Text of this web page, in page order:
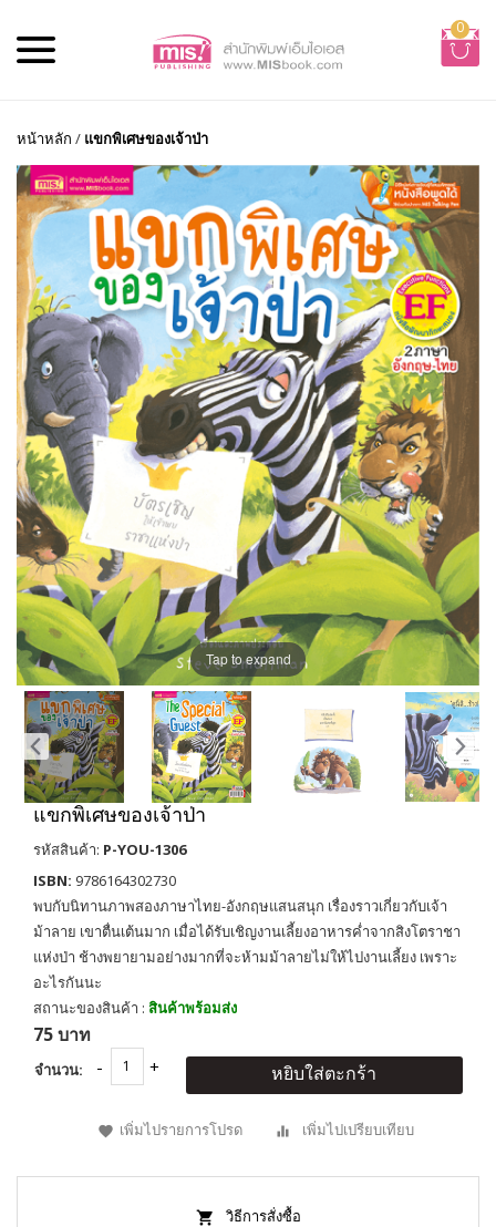
0
หน้าหลัก / แขกพิเศษของเจ้าป่า
Tap to expand
แขกพิเศษของเจ้าป่า
รหัสสินค้า: P-YOU-1306
ISBN: 9786164302730
พบกับนิทานภาพสองภาษาไทย-อังกฤษแสนสนุก เรื่องราวเกี่ยวกับเจ้า
ม้าลาย เขาตื่นเต้นมาก เมื่อได้รับเชิญงานเลี้ยงอาหารค่ำจากสิงโตราชา
แห่งป่า ช้างพยายามอย่างมากที่จะห้ามม้าลายไม่ให้ไปงานเลี้ยง เพราะ
อะไรกันนะ
สถานะของสินค้า : สินค้าพร้อมส่ง
75 บาท
จำนวน: หยิบใส่ตะกร้า
เพิ่มไปรายการโปรด เพิ่มไปเปรียบเทียบ
วิธีการสั่งซื้อ